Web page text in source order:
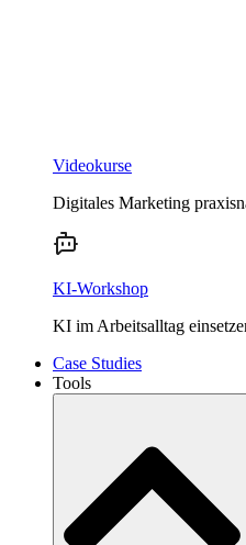
Videokurse
Digitales Marketing
KI-Workshop
KI im Arbeitsalltag
Case Studies
Tools